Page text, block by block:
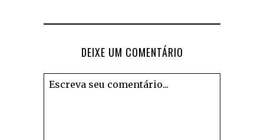
DEIXE UM COMENTÁRIO